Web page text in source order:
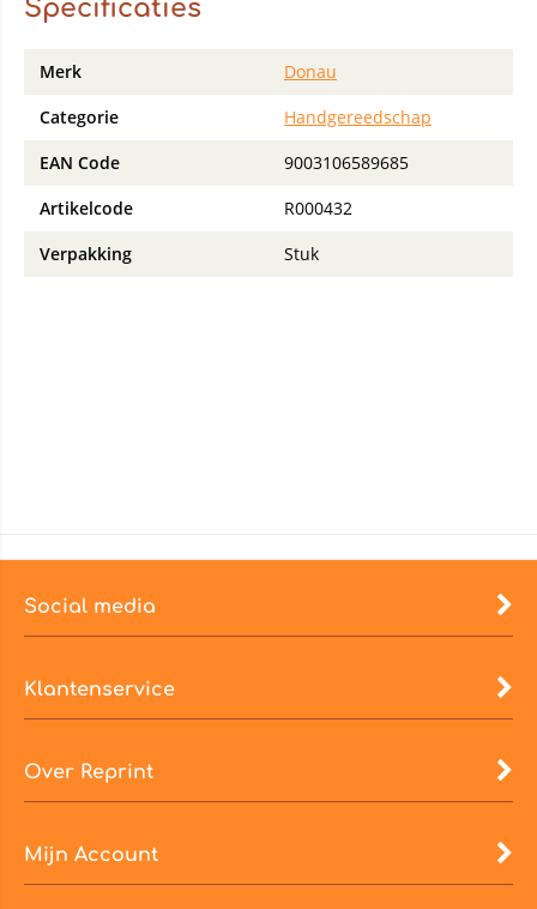
Specificaties
Merk
Donau
Categorie
Handgereedschap
EAN Code
9003106589685
Artikelcode
R000432
Verpakking
Stuk
Social media
Klantenservice
Over Reprint
Mijn Account